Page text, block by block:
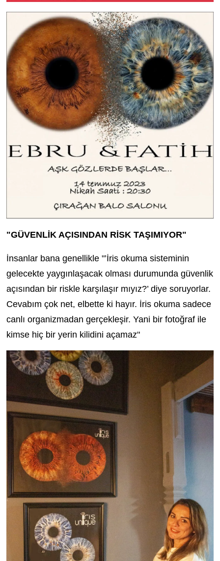
"GÜVENLİK AÇISINDAN RİSK TAŞIMIYOR"
İnsanlar bana genellikle "’İris okuma sisteminin
gelecekte yaygınlaşacak olması durumunda güvenlik
açısından bir riskle karşılaşır mıyız?’ diye soruyorlar.
Cevabım çok net, elbette ki hayır. İris okuma sadece
canlı organizmadan gerçekleşir. Yani bir fotoğraf ile
kimse hiç bir yerin kilidini açamaz"